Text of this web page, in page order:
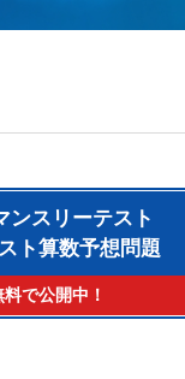
ンスリーテスト
ト算数予想問題
料で公開中！